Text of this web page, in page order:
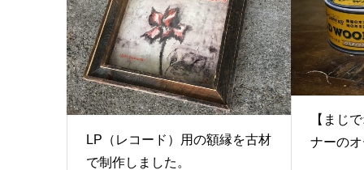
LP（レコード）用の額縁を古材
で制作しました。
【まじ
ナーの